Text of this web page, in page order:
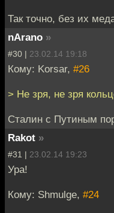
Так точно, без их
nArano »
#30 | 23.02.14 19:18
Кому: Korsar, #26
> Не зря, не зря
Сталин с Путиным
Rakot »
#31 | 23.02.14 19:23
Ура!
Кому: Shmulge, #24